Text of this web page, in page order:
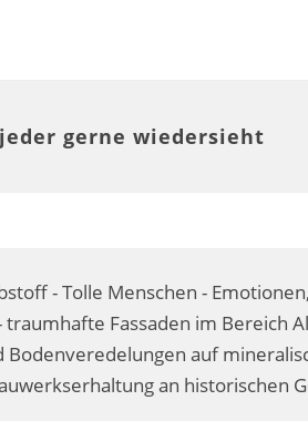
gerne wiedersieht
- Tolle Menschen -
Fassaden im Bereich
auf
an historischen